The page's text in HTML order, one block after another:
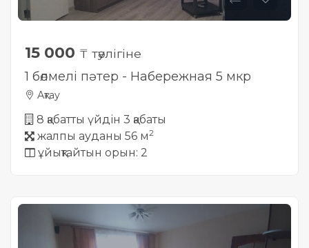
15 000 ₸ тәулігіне
1 бөлмелі пәтер - Набережная 5 мкр
Ақтау
8 қабатты үйдін 3 қабаты
жалпы ауданы 56 м2
ұйықтайтын орын: 2